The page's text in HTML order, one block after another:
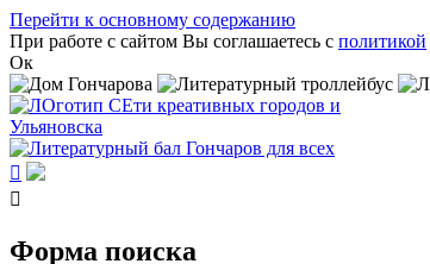
Перейти к основному содержанию
При работе с сайтом Вы соглашаетесь с политикой
Ок


Форма поиска